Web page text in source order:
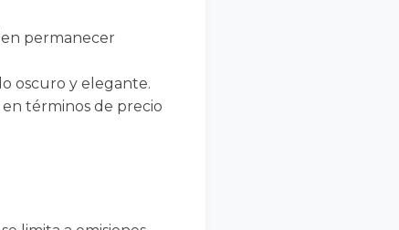
permanecer
oscuro y elegante.
en términos de precio